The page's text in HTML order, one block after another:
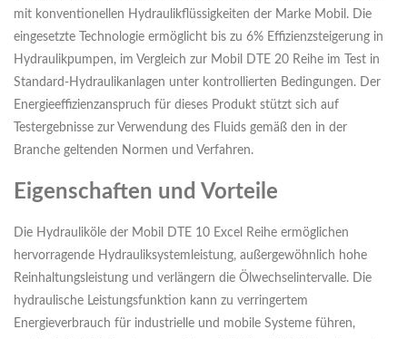
mit konventionellen Hydraulikflüssigkeiten der Marke Mobil. Die
eingesetzte Technologie ermöglicht bis zu 6% Effizienzsteigerung in
Hydraulikpumpen, im Vergleich zur Mobil DTE 20 Reihe im Test in
Standard-Hydraulikanlagen unter kontrollierten Bedingungen. Der
Energieeffizienzanspruch für dieses Produkt stützt sich auf
Testergebnisse zur Verwendung des Fluids gemäß den in der
Branche geltenden Normen und Verfahren.
Eigenschaften und Vorteile
Die Hydrauliköle der Mobil DTE 10 Excel Reihe ermöglichen
hervorragende Hydrauliksystemleistung, außergewöhnlich hohe
Reinhaltungsleistung und verlängern die Ölwechselintervalle. Die
hydraulische Leistungsfunktion kann zu verringertem
Energieverbrauch für industrielle und mobile Systeme führen,